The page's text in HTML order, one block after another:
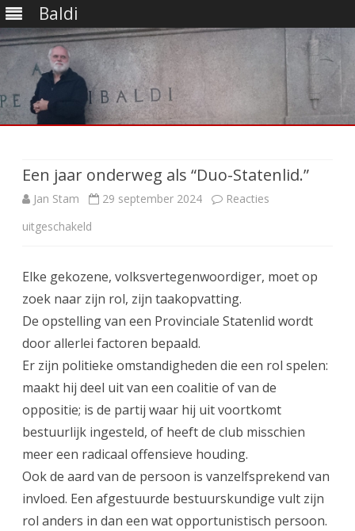
Baldi
de
inhoud
Een jaar onderweg als “Duo-Statenlid.”
Jan Stam 29 september 2024
Reacties
uitgeschakeld
jaar
onderweg
als
“Duo-
Statenlid.”
Elke gekozene, volksvertegenwoordiger, moet op
zoek naar zijn rol, zijn taakopvatting.
De opstelling van een Provinciale Statenlid wordt
door allerlei factoren bepaald.
Er zijn politieke omstandigheden die een rol spelen:
maakt hij deel uit van een coalitie of van de
oppositie; is de partij waar hij uit voortkomt
bestuurlijk ingesteld, of heeft de club misschien
meer een radicaal offensieve houding.
Ook de aard van de persoon is vanzelfsprekend van
invloed. Een afgestuurde bestuurskundige vult zijn
rol anders in dan een wat opportunistisch persoon.